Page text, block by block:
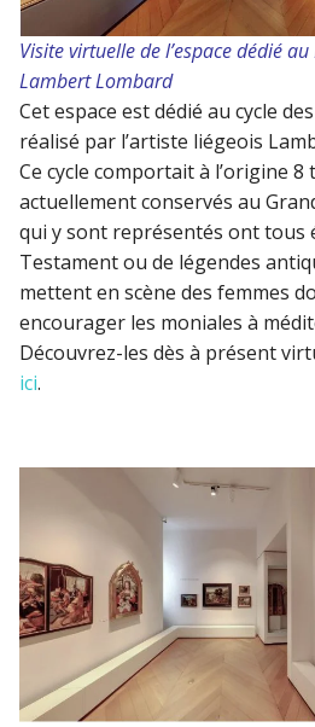
Visite virtuelle de l’espace dédié
Lambert Lombard
Cet espace est dédié au cycle
réalisé par l’artiste liégeois
Ce cycle comportait à l’origine
actuellement conservés au
qui y sont représentés ont tous
Testament ou de légendes
mettent en scène des femmes
encourager les moniales à
Découvrez-les dès à présent
ici.